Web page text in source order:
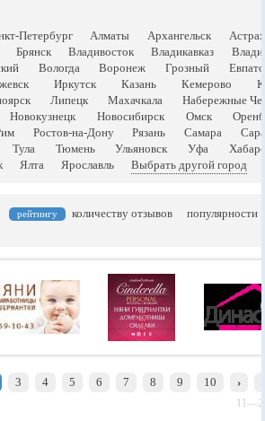
Петербург Алматы Архангельск
Брянск Владивосток Владикавказ
Вологда Воронеж Грозный
Иркутск Казань Кемерово
Липецк Махачкала
Набережные
Новокузнецк Новосибирск Омск
Ростов-на-Дону Рязань Самара
Тула Тюмень Ульяновск Уфа
Ялта Ярославль Выбрать другой город
рейтингу количеству отзывов
популярности
3 4 5 6 7 8 9 10 ›